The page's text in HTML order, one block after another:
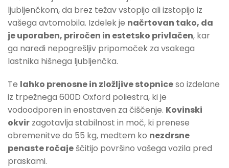
ljubljenčkom, da brez težav vstopijo ali izstopijo iz
vašega avtomobila. Izdelek je načrtovan tako, da
je uporaben, priročen in estetsko privlačen, kar
ga naredi nepogrešljiv pripomoček za vsakega
lastnika hišnega ljubljenčka.
Te lahko prenosne in zložljive stopniceso izdelane
iz trpežnega 600D Oxford poliestra, ki je
vodoodporen in enostaven za čiščenje. Kovinski
okvir zagotavlja stabilnost in moč, ki prenese
obremenitve do 55 kg, medtem ko nezdrsne
penaste ročaje ščitijo površino vašega vozila pred
praskami.